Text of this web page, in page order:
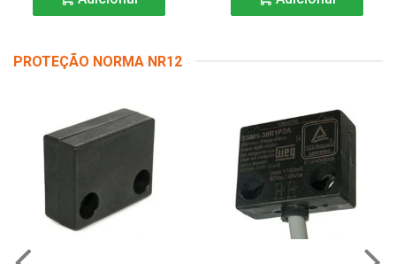
PROTEÇÃO NORMA NR12